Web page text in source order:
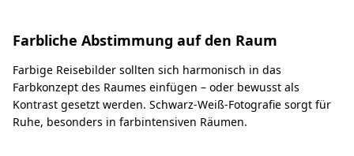
Farbliche Abstimmung auf den Raum
Farbige Reisebilder sollten sich harmonisch in das
Farbkonzept des Raumes einfügen – oder bewusst als
Kontrast gesetzt werden. Schwarz-Weiß-Fotografie sorgt für
Ruhe, besonders in farbintensiven Räumen.